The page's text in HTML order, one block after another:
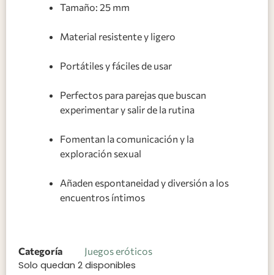
Tamaño: 25 mm
Material resistente y ligero
Portátiles y fáciles de usar
Perfectos para parejas que buscan
experimentar y salir de la rutina
Fomentan la comunicación y la
exploración sexual
Añaden espontaneidad y diversión a los
encuentros íntimos
Categoría Juegos eróticos
Solo quedan 2 disponibles